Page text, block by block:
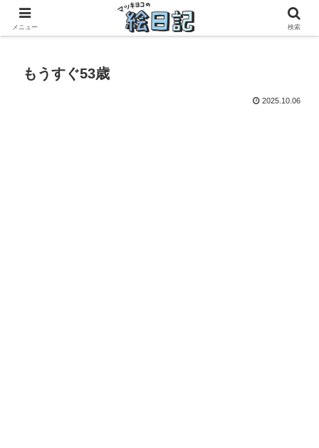
滋賀に移住した50代元主婦、フリーランス×パートの毎日
もうすぐ53歳
2025.10.06
メニュー 検索